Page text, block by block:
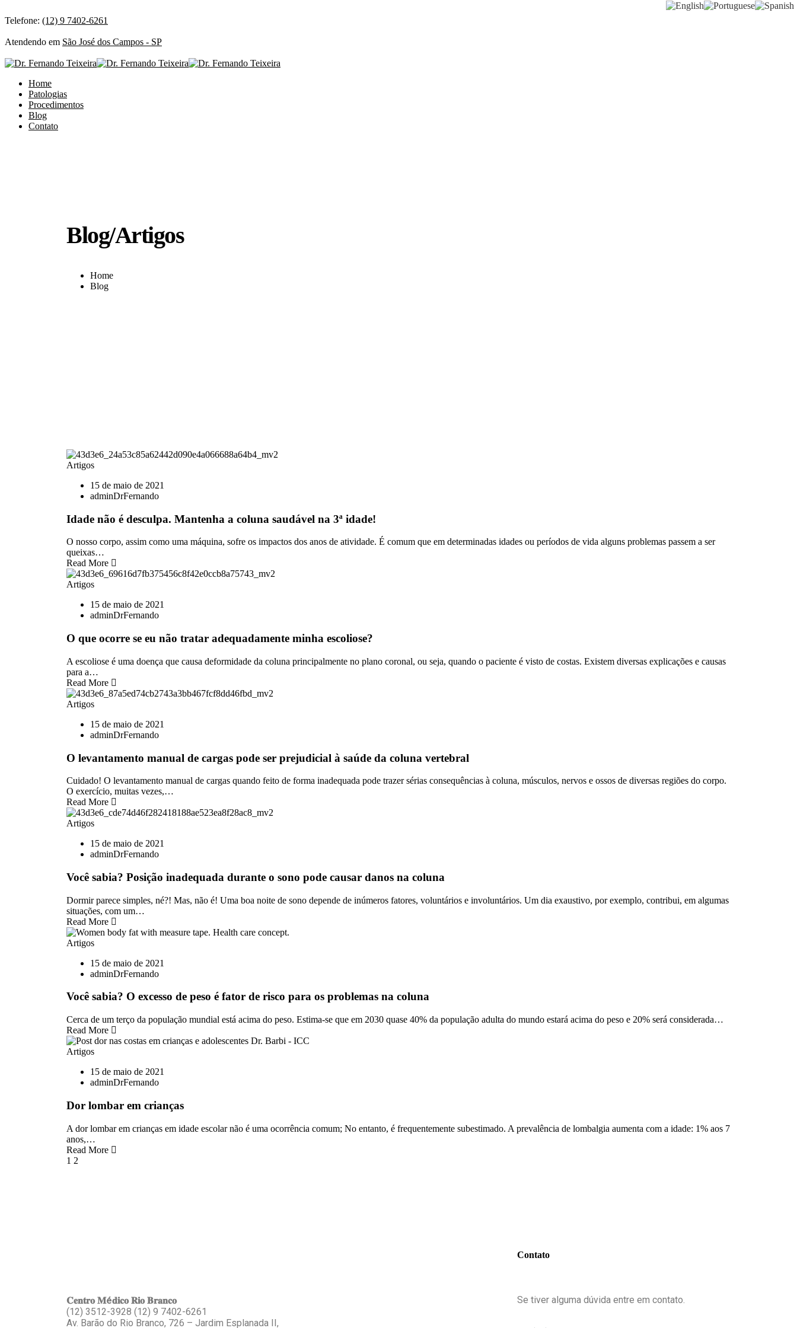
Telefone: (12) 9 7402-6261
Atendendo em São José dos Campos - SP
Home
Patologias
Procedimentos
Blog
Contato
Blog/Artigos
Home
Blog
Artigos
15 de maio de 2021
adminDrFernando
Idade não é desculpa. Mantenha a coluna saudável na 3ª idade!
O nosso corpo, assim como uma máquina, sofre os impactos dos anos de atividade. É comum que em determinadas idades ou períodos de vida alguns problemas passem a ser
queixas…
Read More
Artigos
15 de maio de 2021
adminDrFernando
O que ocorre se eu não tratar adequadamente minha escoliose?
A escoliose é uma doença que causa deformidade da coluna principalmente no plano coronal, ou seja, quando o paciente é visto de costas. Existem diversas explicações e causas
para a…
Read More
Artigos
15 de maio de 2021
adminDrFernando
O levantamento manual de cargas pode ser prejudicial à saúde da coluna vertebral
Cuidado! O levantamento manual de cargas quando feito de forma inadequada pode trazer sérias consequências à coluna, músculos, nervos e ossos de diversas regiões do corpo.
O exercício, muitas vezes,…
Read More
Artigos
15 de maio de 2021
adminDrFernando
Você sabia? Posição inadequada durante o sono pode causar danos na coluna
Dormir parece simples, né?! Mas, não é! Uma boa noite de sono depende de inúmeros fatores, voluntários e involuntários. Um dia exaustivo, por exemplo, contribui, em algumas
situações, com um…
Read More
Artigos
15 de maio de 2021
adminDrFernando
Você sabia? O excesso de peso é fator de risco para os problemas na coluna
Cerca de um terço da população mundial está acima do peso. Estima-se que em 2030 quase 40% da população adulta do mundo estará acima do peso e 20% será considerada…
Read More
Artigos
15 de maio de 2021
adminDrFernando
Dor lombar em crianças
A dor lombar em crianças em idade escolar não é uma ocorrência comum; No entanto, é frequentemente subestimado. A prevalência de lombalgia aumenta com a idade: 1% aos 7
anos,…
Read More
1 2
𝐂𝐞𝐧𝐭𝐫𝐨 𝐌é𝐝𝐢𝐜𝐨 𝐑𝐢𝐨 𝐁𝐫𝐚𝐧𝐜𝐨
(12) 3512-3928 (12) 9 7402-6261
Av. Barão do Rio Branco, 726 – Jardim Esplanada II,
Contato
Se tiver alguma dúvida entre em contato.